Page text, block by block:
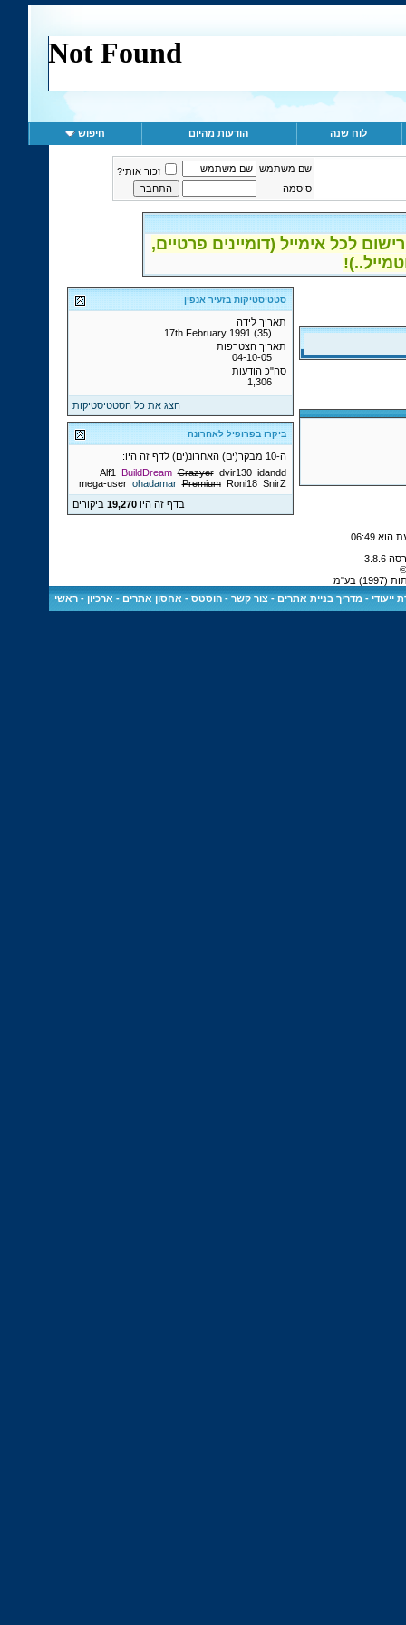
לוח שנה הודעות מהיום חיפוש
שם משתמש
זכור אותי?
סיסמה
לכל אימייל (דומיינים פרטיים,
סטטיסטיקות בזעיר אנפין
תאריך לידה
17th February 1991 (35)
תאריך הצטרפות
04-10-05
סה"כ הודעות
1,306
הצג את כל הסטטיסטיקות
ביקרו בפרופיל לאחרונה
ה-10 מבקר(ים) האחרונ(ים) לדף זה היו:
Alf1
BuildDream Crazyer dvir130 idandd
mega-user ohadamar Premium Roni18 SnirZ
בדף זה היו19,270 ביקורים
06:49
בע"מ
ייעודי -מדריך בניית אתרים -צור קשר -הוסטס - אחסון אתרים - ארכיון -ראשי